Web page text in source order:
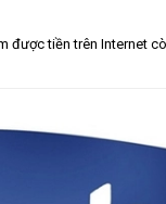
được tiền trên Internet